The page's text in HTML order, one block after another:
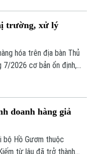
trường, xử lý
hóa trên địa bàn Thủ
2026 cơ bản ổn định,
Hà Nội đang tiếp tục
đặc biệt là trên môi
điện tử.
doanh hàng giả
bộ Hồ Gươm thuộc
từ lâu đã trở thành